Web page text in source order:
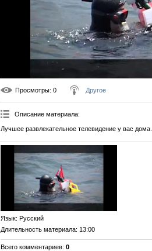
Просмотры: 0 Другое
Описание материала:
Лучшее развлекательное телевидение у вас дома.
Язык: Русский
Длительность материала: 13:00
Всего комментариев: 0